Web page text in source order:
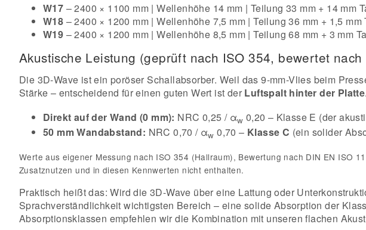
W17 – 2400 × 1100 mm | Wellenhöhe 14 mm | Teilung 33 mm + 14
W18 – 2400 × 1200 mm | Wellenhöhe 7,5 mm | Teilung 36 mm + 1,5
W19 – 2400 × 1200 mm | Wellenhöhe 8,5 mm | Teilung 68 mm + 3 mm
Akustische Leistung (geprüft nach ISO 354, bewertet
Die 3D-Wave ist ein poröser Schallabsorber. Weil das 9-mm-Vlies beim
Stärke – entscheidend für einen guten Wert ist der Luftspalt hinter der Platte
Direkt auf der Wand (0 mm): NRC 0,25 / αw 0,20 – Klasse E (der
50 mm Wandabstand: NRC 0,70 / αw 0,70 – Klasse C (ein solider
Werte aus eigener Messung nach ISO 354 (Hallraum), Bewertung nach DIN EN ISO
Zusatznutzen und in diesen Kennwerten nicht enthalten.
Praktisch heißt das: Wird die 3D-Wave über eine Lattung oder
Sprachverständlichkeit wichtigsten Bereich – eine solide Absorption der
Absorptionsklassen empfehlen wir die Kombination mit unseren flachen